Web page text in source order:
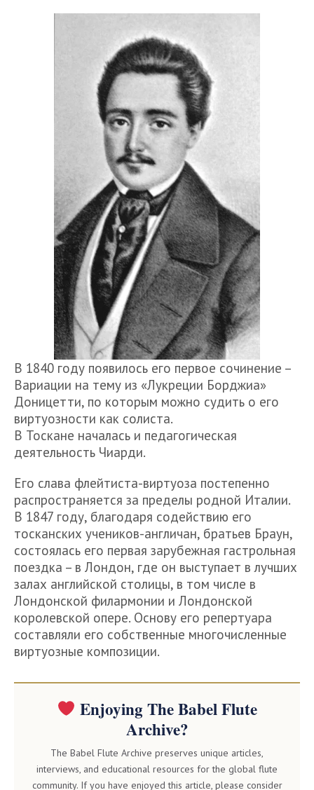
В 1840 году появилось его первое сочинение –
Вариации на тему из «Лукреции Борджиа»
Доницетти, по которым можно судить о его
виртуозности как солиста.
В Тоскане началась и педагогическая
деятельность Чиарди.
Его слава флейтиста-виртуоза постепенно
распространяется за пределы родной Италии.
В 1847 году, благодаря содействию его
тосканских учеников-англичан, братьев Браун,
состоялась его первая зарубежная гастрольная
поездка – в Лондон, где он выступает в лучших
залах английской столицы, в том числе в
Лондонской филармонии и Лондонской
королевской опере. Основу его репертуара
составляли его собственные многочисленные
виртуозные композиции.
Enjoying The Babel Flute
Archive?
The Babel Flute Archive preserves unique articles,
interviews, and educational resources for the global flute
community. If you have enjoyed this article, please consider